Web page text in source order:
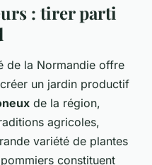
: tirer parti
de la Normandie offre
un jardin productif
de la région,
agricoles,
variété de plantes
constituent